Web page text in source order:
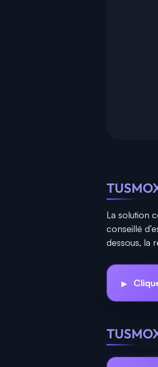
La solution
conseillé
dessous, la